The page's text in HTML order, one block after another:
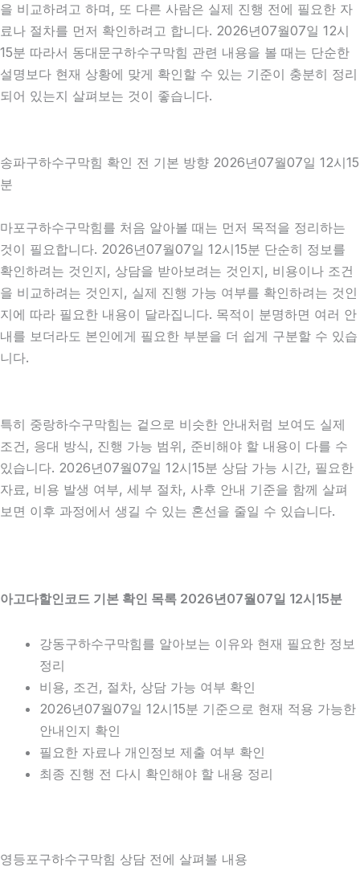
을 비교하려고 하며, 또 다른 사람은 실제 진행 전에 필요한 자
료나 절차를 먼저 확인하려고 합니다. 2026년07월07일 12시
15분 따라서 동대문구하수구막힘 관련 내용을 볼 때는 단순한
설명보다 현재 상황에 맞게 확인할 수 있는 기준이 충분히 정리
되어 있는지 살펴보는 것이 좋습니다.
송파구하수구막힘 확인 전 기본 방향 2026년07월07일 12시15
분
마포구하수구막힘를 처음 알아볼 때는 먼저 목적을 정리하는
것이 필요합니다. 2026년07월07일 12시15분 단순히 정보를
확인하려는 것인지, 상담을 받아보려는 것인지, 비용이나 조건
을 비교하려는 것인지, 실제 진행 가능 여부를 확인하려는 것인
지에 따라 필요한 내용이 달라집니다. 목적이 분명하면 여러 안
내를 보더라도 본인에게 필요한 부분을 더 쉽게 구분할 수 있습
니다.
특히 중랑하수구막힘는 겉으로 비슷한 안내처럼 보여도 실제
조건, 응대 방식, 진행 가능 범위, 준비해야 할 내용이 다를 수
있습니다. 2026년07월07일 12시15분 상담 가능 시간, 필요한
자료, 비용 발생 여부, 세부 절차, 사후 안내 기준을 함께 살펴
보면 이후 과정에서 생길 수 있는 혼선을 줄일 수 있습니다.
아고다할인코드 기본 확인 목록 2026년07월07일 12시15분
강동구하수구막힘를 알아보는 이유와 현재 필요한 정보
정리
비용, 조건, 절차, 상담 가능 여부 확인
2026년07월07일 12시15분 기준으로 현재 적용 가능한
안내인지 확인
필요한 자료나 개인정보 제출 여부 확인
최종 진행 전 다시 확인해야 할 내용 정리
영등포구하수구막힘 상담 전에 살펴볼 내용